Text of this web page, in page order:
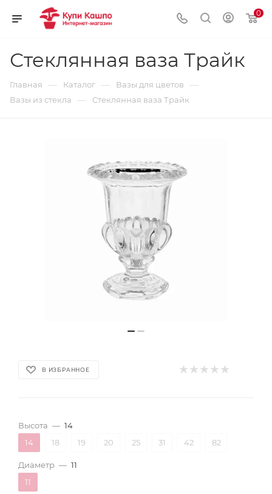
0
Стеклянная ваза Трайк
Главная — Каталог — Вазы для цветов —
Вазы из стекла — Стеклянная ваза Трайк
В ИЗБРАННОЕ
Высота — 14
14
18 19 20 25 31 42 82
Диаметр — 11
11